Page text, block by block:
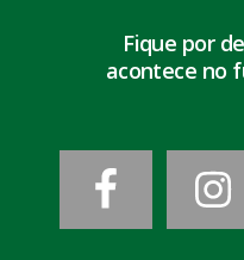
Fique por
acontece no